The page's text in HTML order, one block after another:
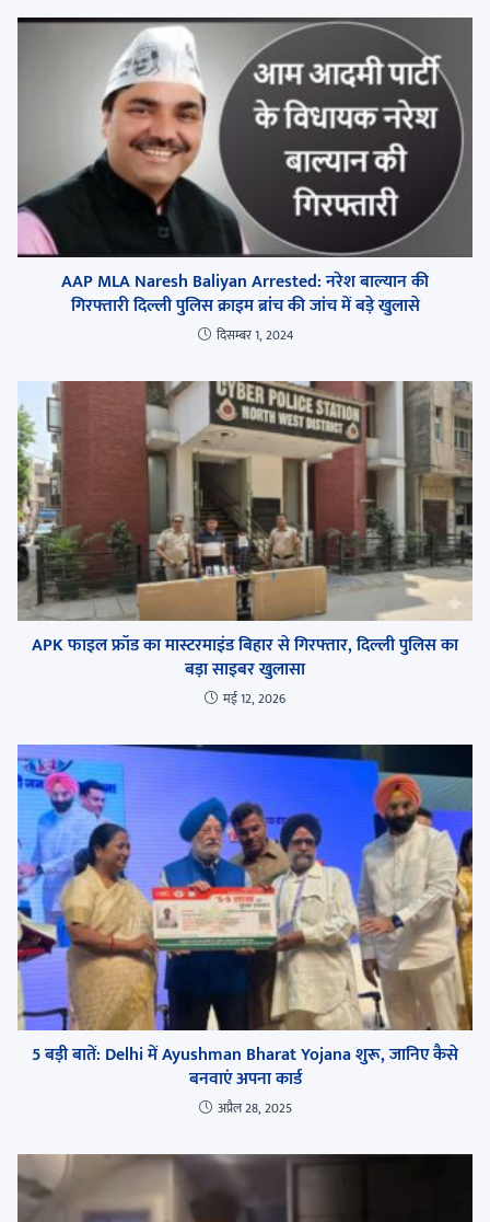
AAP MLA Naresh Baliyan Arrested: नरेश बाल्यान की
गिरफ्तारी दिल्ली पुलिस क्राइम ब्रांच की जांच में बड़े खुलासे
दिसम्बर 1, 2024
APK फाइल फ्रॉड का मास्टरमाइंड बिहार से गिरफ्तार, दिल्ली पुलिस का
बड़ा साइबर खुलासा
मई 12, 2026
5 बड़ी बातें: Delhi में Ayushman Bharat Yojana शुरू, जानिए कैसे
बनवाएं अपना कार्ड
अप्रैल 28, 2025